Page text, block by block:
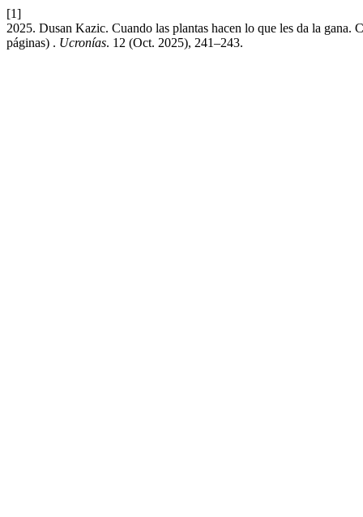
[1]
2025. Dusan Kazic. Cuando las plantas hacen lo que les da la
páginas) . Ucronías. 12 (Oct. 2025), 241–243.